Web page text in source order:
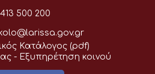
500 200
Κατάλογος (pdf)
- Eξυπηρέτηση κοινού